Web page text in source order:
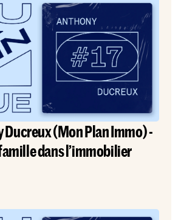
Ducreux (Mon Plan Immo) -
dans l’immobilier